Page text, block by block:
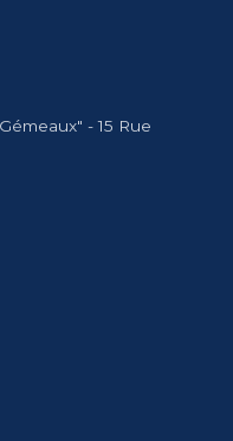
- 15 Rue